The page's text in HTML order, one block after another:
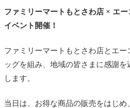
ファミリーマートもとさわ店 × エ
イベント開催！
ファミリーマートもとさわ店とエー
ッグを組み、地域の皆さまに感謝
します。
当日は、お得な商品の販売をはじ